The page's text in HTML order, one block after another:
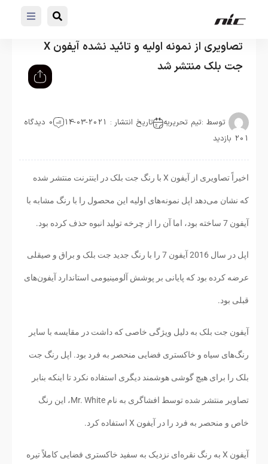
تصاویری از نمونه اولیه و تائید نشده آیفون X
جت بلک منتشر شد
توسط :تیم تحریریه تاریخ انتشار : 2021-03-14
0 دیدگاه
201 بازدید
اخیراً تصاویری از آیفون X با رنگ جت بلک در اینترنت منتشر شده
که نشان می‌دهد اپل نمونه‌های اولیه این محصول را با رنگ مشابه با
آیفون 7 ساخته بود، اما آن را از چرخه تولید انبوه حذف کرده بود.
اپل در سال 2016 آیفون 7 را با رنگ جدید جت بلک و براق و صیقلی
عرضه کرده بود که پایانی بر پوشش آلومینیومی استاندارد آیفون‌های
قبلی بود.
آیفون جت بلک به دلیل ویژگی خاصی که داشت در مقایسه با سایر
رنگ‌های سیاه و خاکستری فضایی منحصر به فرد بود. اپل رنگ جت
بلک را برای هیچ گوشی هوشمند دیگری استفاده نکرد تا اینکه بنابر
تصاویر منتشر شده توسط افشاگری به نام Mr. White، این رنگ
خاص و منحصر به فرد را در آیفون X استفاده کرد.
آیفون X به رنگ نقره‌ای نزدیک به سفید خاکستری فضایی کاملاً تیره